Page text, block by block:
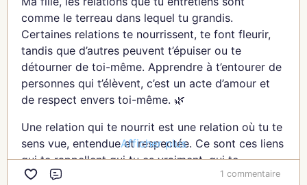
Ma fille, sois douce avec toi-même dans ce
processus. Le courage ne réside pas dans la taille
du pas, mais dans le fait de le faire. Honore
chaque avancée, chaque moment où tu choisis
d’explorer l’inconnu, car ils te rapproc
comme le terreau dans lequel tu grandis.
Certaines relations te nourrissent, te font fleurir,
tandis que d’autres peuvent t’épuiser ou te
détourner de toi-même. Apprendre à t’entourer de
personnes qui t’élèvent, c’est un acte d’amour et
de respect envers toi-même. 🌿
Une relation qui te nourrit est une relation où tu te
sens vue, entendue et respectée. Ce sont ces liens
qui te rappellent qui tu es vraiment, qui te
soutiennent sans te juger, et qui célèbrent tes
Afficher plus
1 commentaire